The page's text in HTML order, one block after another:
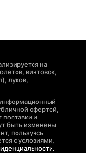
на
винтовок,
луков,
офертой,
и
быть изменены
пользуясь
с условиями,